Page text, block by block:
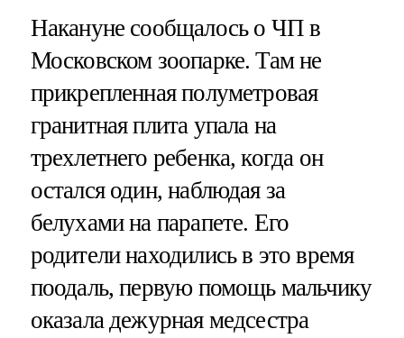
Накануне сообщалось о ЧП в
Московском зоопарке. Там не
прикрепленная полуметровая
гранитная плита упала на
трехлетнего ребенка, когда он
остался один, наблюдая за
белухами на парапете. Его
родители находились в это время
поодаль, первую помощь мальчику
оказала дежурная медсестра